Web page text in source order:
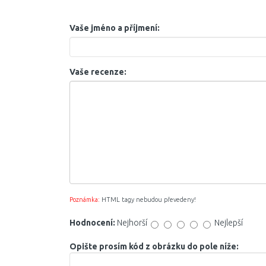
Vaše jméno a příjmení:
Vaše recenze:
Poznámka: HTML tagy nebudou převedeny!
Hodnocení: Nejhorší Nejlepší
Opište prosím kód z obrázku do pole níže: